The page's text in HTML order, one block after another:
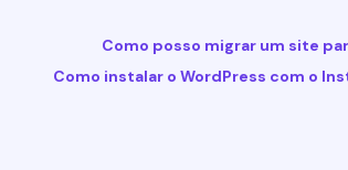
Como posso migrar um site
Como instalar o WordPress com o